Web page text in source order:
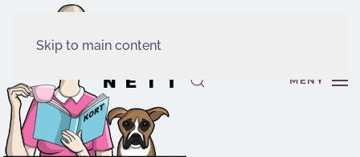
Skip to main content
MENY